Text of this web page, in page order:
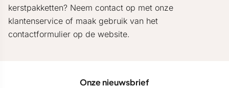
kerstpakketten? Neem contact op met onze
klantenservice of maak gebruik van het
contactformulier op de website.
Onze nieuwsbrief